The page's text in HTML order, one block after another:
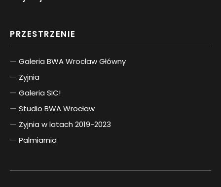
PRZESTRZENIE
Galeria BWA Wrocław Główny
Żyjnia
Galeria SIC!
Studio BWA Wrocław
Żyjnia w latach 2019-2023
Palmiarnia